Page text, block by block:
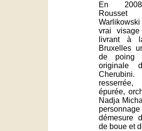
En
Rousset
vrai
livrant à
Bruxelles
de poing
originale
épurée,
Nadja
démesure
de boue et